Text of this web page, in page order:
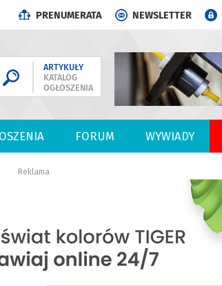
PRENUMERATA NEWSLETTER
ARTYKUŁY
KATALOG
OGŁOSZENIA
FORUM WYWIADY
Reklama